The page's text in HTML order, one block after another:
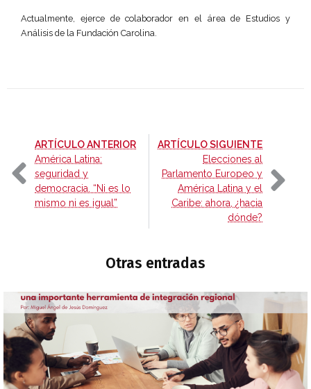
Actualmente, ejerce de colaborador en el área de Estudios y
Análisis de la Fundación Carolina.
ARTÍCULO ANTERIOR-
América Latina:
seguridad y
democracia. “Ni es lo
mismo ni es igual”
ARTÍCULO SIGUIENTE-
Elecciones al
Parlamento Europeo y
América Latina y el
Caribe: ahora, ¿hacia
dónde?
Otras entradas